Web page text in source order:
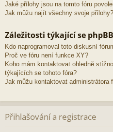
Jaké přílohy jsou na tomto fóru
Jak můžu najít všechny svoje přílohy?
Záležitosti týkající se phpBB
Kdo naprogramoval toto diskusní
Proč ve fóru není funkce XY?
Koho mám kontaktovat ohledně
týkajících se tohoto fóra?
Jak můžu kontaktovat administrátora
Přihlašování a registrace